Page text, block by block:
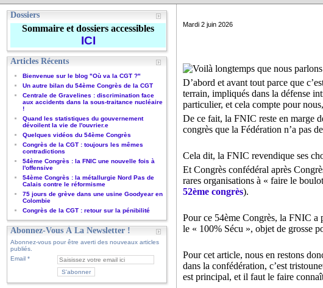
Dossiers
Sommaire et dossiers accessibles
ICI
Articles Récents
Bienvenue sur le blog "Où va la CGT ?"
Un autre bilan du 54ème Congrès de la CGT
Centrale de Gravelines : discrimination face
aux accidents dans la sous-traitance nucléaire
!
Quand les statistiques du gouvernement
dévoilent la vie de l'ouvrier.e
Quelques vidéos du 54ème Congrès
Congrès de la CGT : toujours les mêmes
contradictions
54ème Congrès : la FNIC une nouvelle fois à
l'offensive
54ème Congrès : la métallurgie Nord Pas de
Calais contre le réformisme
75 jours de grève dans une usine Goodyear en
Colombie
Congrès de la CGT : retour sur la pénibilité
Abonnez-Vous À La Newsletter !
Abonnez-vous pour être averti des nouveaux articles
publiés.
Email
Mardi 2 juin 2026
Voilà longtemps que nous
D’abord et avant tout parce que
terrain, impliqués dans la défense
particulier, et cela compte pour
De ce fait, la FNIC reste en marge
congrès que la Fédération n’a pas
Cela dit, la FNIC revendique ses
Et Congrès confédéral après
rares organisations à « faire le
52ème congrès).
Pour ce 54ème Congrès, la FNIC a
le « 100% Sécu », objet de grosse
Pour cet article, nous en restons
dans la confédération, c’est
est principal, et il faut le faire